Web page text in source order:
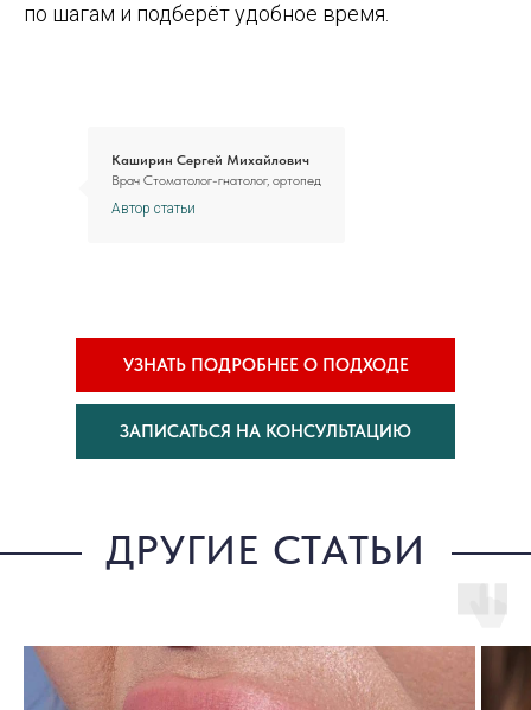
по шагам и подберёт удобное время.
Каширин Сергей Михайлович
Врач Стоматолог-гнатолог, ортопед
Автор статьи
УЗНАТЬ ПОДРОБНЕЕ О ПОДХОДЕ
ЗАПИСАТЬСЯ НА КОНСУЛЬТАЦИЮ